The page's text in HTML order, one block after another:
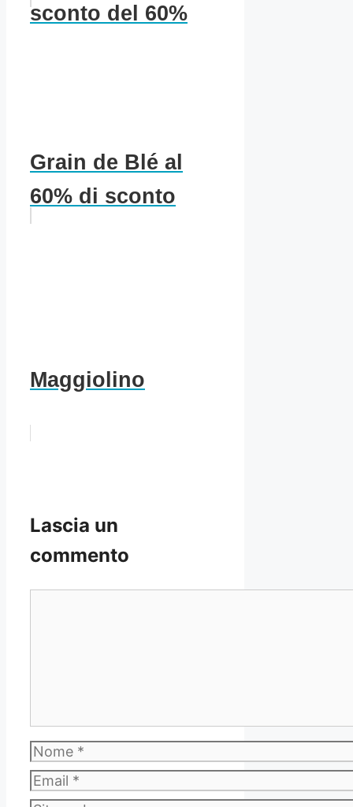
sconto del 60%
Grain de Blé al
60% di sconto
Maggiolino
Lascia un
commento
Nome
Email